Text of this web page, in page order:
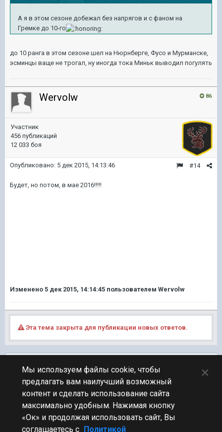
А я в этом сезоне добежал без напрягов и с фаном на
Гремке до 10-го
до 10 ранга в этом сезоне шел на Нюрнберге, Фусо и Мурманске,
эсминцы ваще не трогал, ну иногда тока Миньк выводил погулять
86
Wervolw
Участник
456 публикаций
12 033 боя
#14
Опубликовано: 5 дек 2015, 14:13:46
Будет, но потом, в мае 2016!!!!!
Изменено 5 дек 2015, 14:14:45 пользователем Wervolw
Эта тема закрыта для публикации новых ответов.
ПЕРЕЙТИ К СПИСКУ ТЕМ
Флудилка
Мы используем файлы cookie, чтобы
предлагать вам наилучший возможный
контент и сделать использование сайта
максимально удобным. Нажимая кнопку
«Ок» и продолжая использовать сайт, Вы
соглашаетесь с Политикой
×